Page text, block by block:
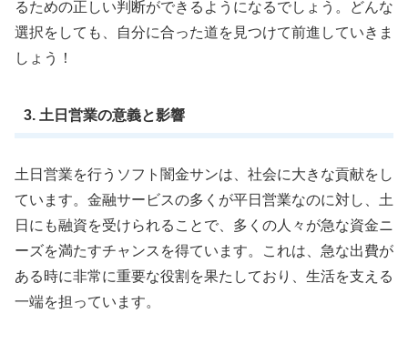
るための正しい判断ができるようになるでしょう。どんな
選択をしても、自分に合った道を見つけて前進していきま
しょう！
3. 土日営業の意義と影響
土日営業を行うソフト闇金サンは、社会に大きな貢献をし
ています。金融サービスの多くが平日営業なのに対し、土
日にも融資を受けられることで、多くの人々が急な資金ニ
ーズを満たすチャンスを得ています。これは、急な出費が
ある時に非常に重要な役割を果たしており、生活を支える
一端を担っています。